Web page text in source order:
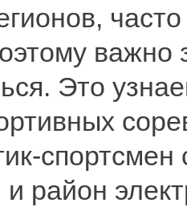
важно
Это
район